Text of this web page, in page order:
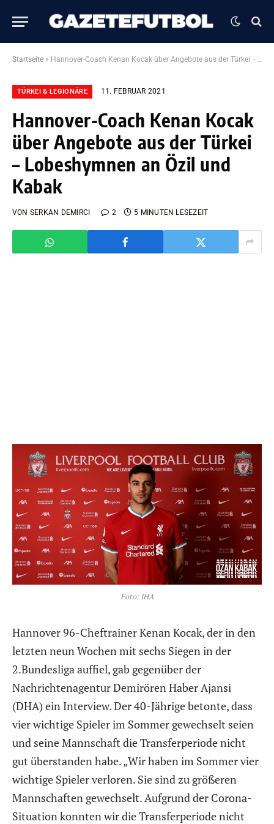
Startseite » Hannover-Coach Kenan Kocak über Angebote aus der Türkei – Lobeshymnen an Özil und Kabak
TÜRKEI & LEGIONÄRE 11. FEBRUAR 2021
Hannover-Coach Kenan Kocak
über Angebote aus der Türkei
– Lobeshymnen an Özil und
Kabak
VON SERKAN DEMIRCI 2 5 MINUTEN LESEZEIT
Foto: IHA
Hannover 96-Cheftrainer Kenan Kocak, der in den
letzten neun Wochen mit sechs Siegen in der
2.Bundesliga auffiel, gab gegenüber der
Nachrichtenagentur Demirören Haber Ajansi
(DHA) ein Interview. Der 40-Jährige betonte, dass
vier wichtige Spieler im Sommer gewechselt seien
und seine Mannschaft die Transferperiode nicht
gut überstanden habe. „Wir haben im Sommer vier
wichtige Spieler verloren. Sie sind zu größeren
Mannschaften gewechselt. Aufgrund der Corona-
Situation konnten wir die Transferperiode nicht